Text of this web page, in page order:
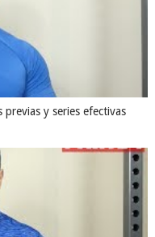
previas y series efectivas